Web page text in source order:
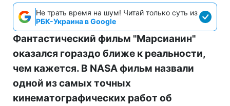
Не трать время на шум! Читай только суть из
РБК-Украина в Google
Фантастический фильм "Марсианин"
оказался гораздо ближе к реальности,
чем кажется. В NASA фильм назвали
одной из самых точных
кинематографических работ об